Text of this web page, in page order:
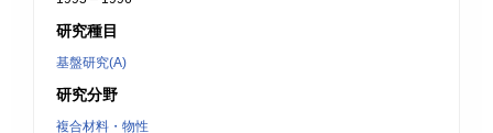
研究種目
基盤研究(A)
研究分野
複合材料・物性